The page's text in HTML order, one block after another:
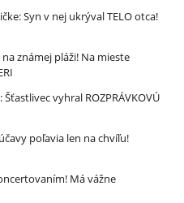
Syn v nej ukrýval TELO otca!
známej pláži! Na mieste
vyhral ROZPRÁVKOVÚ
poľavia len na chvíľu!
Má vážne